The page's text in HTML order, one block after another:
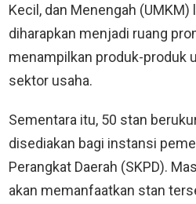
Kecil, dan Menengah (UMKM)
diharapkan menjadi ruang
menampilkan produk-produk
sektor usaha.
Sementara itu, 50 stan
disediakan bagi instansi
Perangkat Daerah (SKPD).
akan memanfaatkan stan